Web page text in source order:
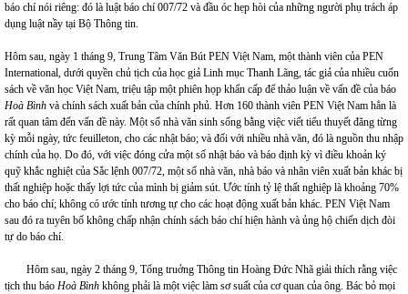
báo chí nói riêng: đó là luật báo chí 007/72 và đầu óc hẹp hòi của những người phụ trách áp
dụng luật nầy tại Bộ Thông tin.
Hôm sau, ngày 1 tháng 9, Trung Tâm Văn Bút PEN Việt Nam, một thành viên của PEN
International, dưới quyền chủ tịch của học giả Linh mục Thanh Lãng, tác giả của nhiều cuốn
sách về văn học Việt Nam, triệu tập một phiên họp khẩn cấp để thảo luận về vấn đề của báo
Hoà Bình và chính sách xuất bản của chính phủ. Hơn 160 thành viên PEN Việt Nam hẳn là
rất quan tâm đến vấn đề này. Một số nhà văn sinh sống bằng việc viết tiểu thuyết đăng từng
kỳ mỗi ngày, tức feuilleton, cho các nhật báo; và đối với nhiều nhà văn, đó là nguồn thu nhập
chính của họ. Do đó, với việc đóng cửa một số nhật báo và báo định kỳ vì điều khoản ký
quỹ khắc nghiệt của Sắc lệnh 007/72, một số nhà văn, nhà báo và nhân viên xuất bản khác bị
thất nghiệp hoặc thấy lợi tức của mình bị giảm sút. Ước tính tỷ lệ thất nghiệp là khoảng 70%
cho báo chí; không có ước tính tương tự cho các hoạt động xuất bản khác. PEN Việt Nam
sau đó ra tuyên bố không chấp nhận chính sách báo chí hiện hành và ủng hộ chiến dịch đòi
tự do báo chí.
Hôm sau, ngày 2 tháng 9, Tổng truởng Thông tin Hoàng Đức Nhã giải thích rằng việc
tịch thu báo Hoà Bình không phải là một việc làm sơ suất của cơ quan của ông. Bác bỏ mọi